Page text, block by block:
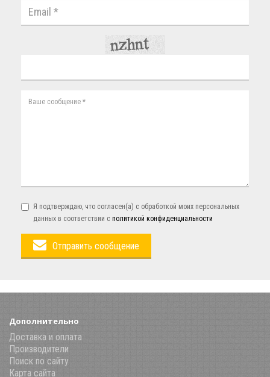
Я подтверждаю, что согласен(а) с обработкой моих персональных
данных в соответствии с политикой конфиденциальности
Отправить сообщение
Дополнительно
Доставка и оплата
Производители
Поиск по сайту
Карта сайта